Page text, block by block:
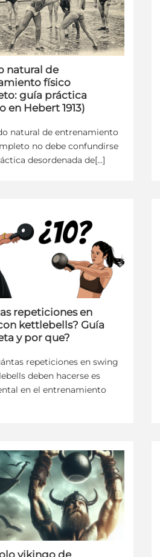
natural de
físico
guía práctica
en Hebert 1913)
natural de entrenamiento
no debe confundirse
desordenada de[...]
repeticiones en
kettlebells? Guía
y por que?
repeticiones en swing
deben hacerse es
en el entrenamiento